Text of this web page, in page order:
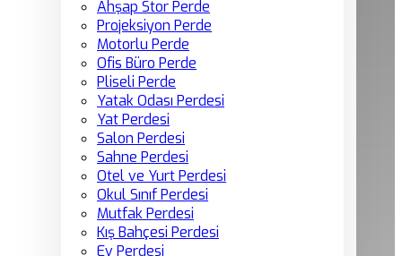
Ahşap Stor Perde
Projeksiyon Perde
Motorlu Perde
Ofis Büro Perde
Pliseli Perde
Yatak Odası Perdesi
Yat Perdesi
Salon Perdesi
Sahne Perdesi
Otel ve Yurt Perdesi
Okul Sınıf Perdesi
Mutfak Perdesi
Kış Bahçesi Perdesi
Ev Perdesi